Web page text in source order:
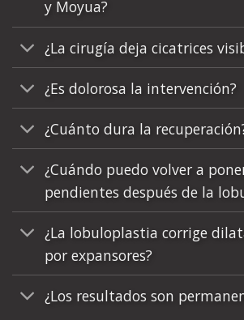
y Moyua?
¿La cirugía deja cicatrices
¿Es dolorosa la intervención?
¿Cuánto dura la
¿Cuándo puedo volver a
pendientes después de la
¿La lobuloplastia corrige
por expansores?
¿Los resultados son